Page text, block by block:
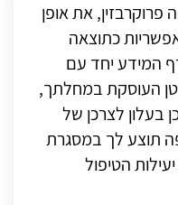
את אופן
כתוצאה
המידע יחד עם
העוסקת במחלתך,
בעלון לצרכן של
תוצע לך במסגרת
הטיפול